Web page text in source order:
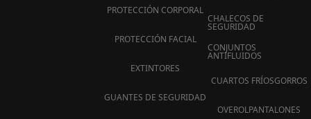
PROTECCIÓN CORPORAL
PROTECCIÓN FACIAL
EXTINTORES
GUANTES DE SEGURIDAD
CHALECOS DE
SEGURIDAD
CONJUNTOS
ANTIFLUIDOS
CUARTOS FRÍOSGORROS
OVEROLPANTALONES